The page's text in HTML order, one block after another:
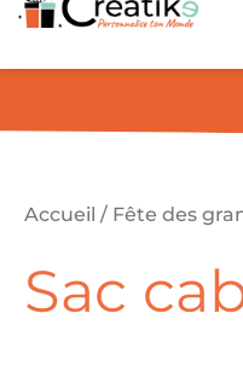
Accueil / Fête des
Sac